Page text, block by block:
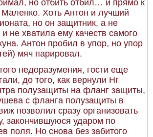
но отбить отбил… и прямо к
Хоть Антон и лучший
но он защитник, а не
не хватила ему качеств самого
Антон пробил в упор, но упор
мяч парировал.
недоразумения, гости еще
до того, как вернули Нг
полузащиты на фланг защиты,
с фланга полузащиты в
позволил сразу организовать
закончившуюся ударом по
поля. Но снова без забитого